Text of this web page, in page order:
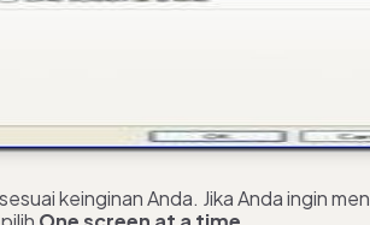
keinginan Anda. Jika Anda ingin